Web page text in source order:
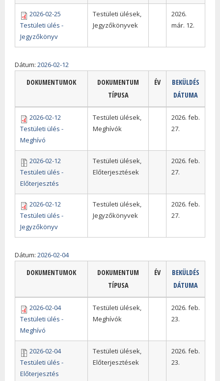
2026-02-25
Testületi ülés -
Jegyzőkönyv
Testületi ülések,
Jegyzőkönyvek
2026.
már. 12.
Dátum: 2026-02-12
DOKUMENTUMOK
DOKUMENTUM
TÍPUSA
ÉV
BEKÜLDÉS
DÁTUMA
2026-02-12
Testületi ülés -
Meghívó
Testületi ülések,
Meghívók
2026. feb.
27.
2026-02-12
Testületi ülés -
Előterjesztés
Testületi ülések,
Előterjesztések
2026. feb.
27.
2026-02-12
Testületi ülés -
Jegyzőkönyv
Testületi ülések,
Jegyzőkönyvek
2026. feb.
27.
Dátum: 2026-02-04
DOKUMENTUMOK
DOKUMENTUM
TÍPUSA
ÉV
BEKÜLDÉS
DÁTUMA
2026-02-04
Testületi ülés -
Meghívó
Testületi ülések,
Meghívók
2026. feb.
23.
2026-02-04
Testületi ülés -
Előterjesztés
Testületi ülések,
Előterjesztések
2026. feb.
23.